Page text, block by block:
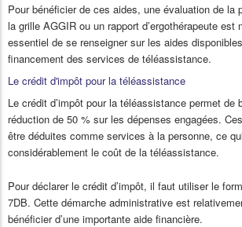
Pour bénéficier de ces aides, une évaluation de la
la grille AGGIR ou un rapport d’ergothérapeute
essentiel de se renseigner sur les aides
financement des services de téléassistance.
Le crédit d'impôt pour la téléassistance
Le crédit d’impôt pour la téléassistance permet de
réduction de 50 % sur les dépenses engagées.
être déduites comme services à la personne, ce
considérablement le coût de la téléassistance.
Pour déclarer le crédit d’impôt, il faut utiliser le
7DB. Cette démarche administrative est
bénéficier d’une importante aide financière.